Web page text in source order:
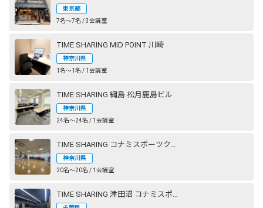
東京都
7名〜7名 / 3会議室
TIME SHARING MID POINT 川崎
神奈川県
1名〜1名 / 1会議室
TIME SHARING 綱島 松月鹿島ビル
神奈川県
24名〜24名 / 1会議室
神奈川県
20名〜20名 / 1会議室